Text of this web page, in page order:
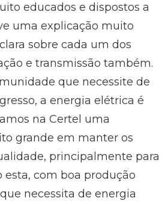
educados e dispostos a
uma explicação muito
sobre cada um dos
e transmissão também.
que necessite de
a energia elétrica é
na Certel uma
grande em manter os
principalmente para
com boa produção
necessita de energia